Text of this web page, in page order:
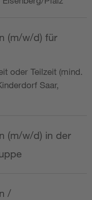
(m/w/d) für
oder Teilzeit (mind.
Saar,
(m/w/d) in der
/